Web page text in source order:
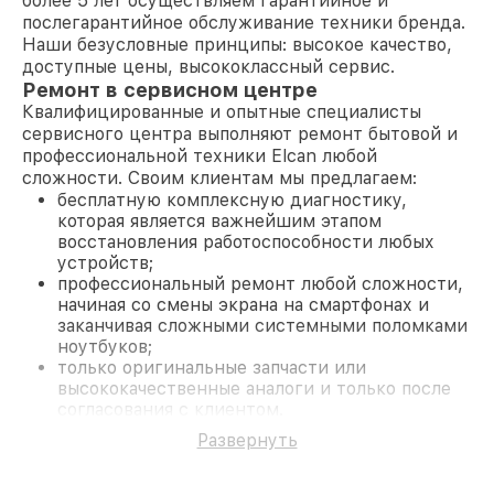
послегарантийное обслуживание техники бренда.
Наши безусловные принципы: высокое качество,
доступные цены, высококлассный сервис.
Ремонт в сервисном центре
Квалифицированные и опытные специалисты
сервисного центра выполняют ремонт бытовой и
профессиональной техники Elcan любой
сложности. Своим клиентам мы предлагаем:
бесплатную комплексную диагностику,
которая является важнейшим этапом
восстановления работоспособности любых
устройств;
профессиональный ремонт любой сложности,
начиная со смены экрана на смартфонах и
заканчивая сложными системными поломками
ноутбуков;
только оригинальные запчасти или
высококачественные аналоги и только после
согласования с клиентом.
На все работы и замененные комплектующие
предоставляется длительная гарантия. В случае
Развернуть